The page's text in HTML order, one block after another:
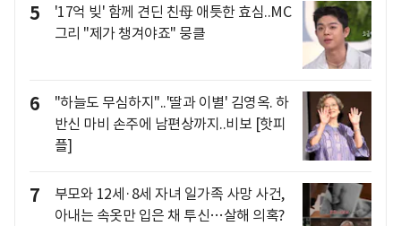
5
'17억 빚' 함께 견딘 친母 애틋한 효심..MC
그리 "제가 챙겨야죠" 뭉클
6
"하늘도 무심하지"..'딸과 이별' 김영옥. 하
반신 마비 손주에 남편상까지..비보 [핫피
플]
7
부모와 12세·8세 자녀 일가족 사망 사건,
아내는 속옷만 입은 채 투신…살해 의혹?